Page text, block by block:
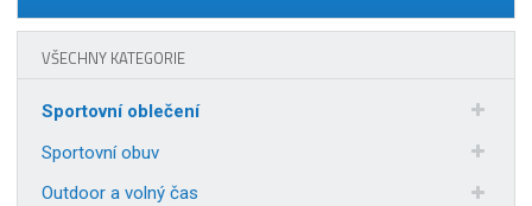
t
VŠECHNY KATEGORIE
Sportovní oblečení
Sportovní obuv
Outdoor a volný čas